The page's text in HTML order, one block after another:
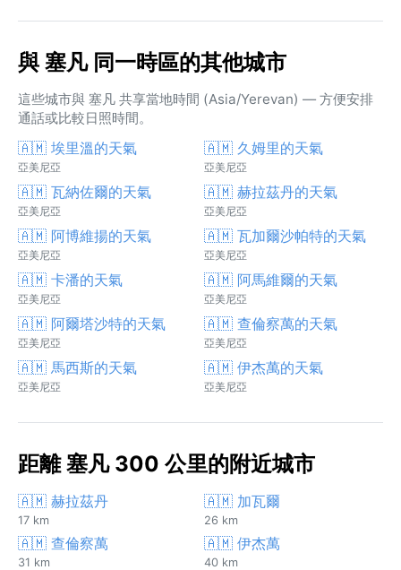
與 塞凡 同一時區的其他城市
這些城市與 塞凡 共享當地時間 (Asia/Yerevan) — 方便安排
通話或比較日照時間。
🇦🇲 埃里溫的天氣
亞美尼亞
🇦🇲 久姆里的天氣
亞美尼亞
🇦🇲 瓦納佐爾的天氣
亞美尼亞
🇦🇲 赫拉茲丹的天氣
亞美尼亞
🇦🇲 阿博維揚的天氣
亞美尼亞
🇦🇲 瓦加爾沙帕特的天氣
亞美尼亞
🇦🇲 卡潘的天氣
亞美尼亞
🇦🇲 阿馬維爾的天氣
亞美尼亞
🇦🇲 阿爾塔沙特的天氣
亞美尼亞
🇦🇲 查倫察萬的天氣
亞美尼亞
🇦🇲 馬西斯的天氣
亞美尼亞
🇦🇲 伊杰萬的天氣
亞美尼亞
距離 塞凡 300 公里的附近城市
🇦🇲 赫拉茲丹
17 km
🇦🇲 加瓦爾
26 km
🇦🇲 查倫察萬
31 km
🇦🇲 伊杰萬
40 km